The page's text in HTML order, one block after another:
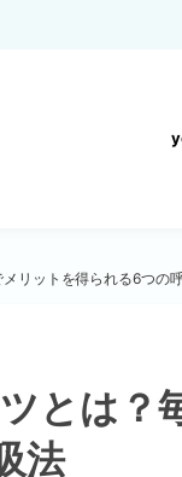
リットを得られる6つの
とは？
法